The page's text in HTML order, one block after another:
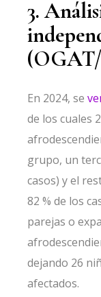
3.
En 2024, se
de los cuales
grupo, un
casos) y el
82 % de los
parejas o
dejando 26
afectados.